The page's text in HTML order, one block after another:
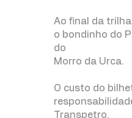
Ao final da
o bondinho do
do
Morro da Urca.
O custo do
Transpetro.